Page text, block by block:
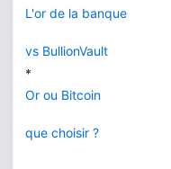
L'or de la banque
vs BullionVault
*
Or ou Bitcoin
que choisir ?